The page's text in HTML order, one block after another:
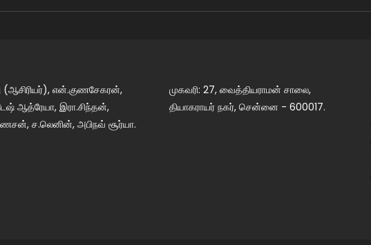
(ஆசிரியர்), என்.குணசேகரன்,
ஆத்ரேயா, இரா.சிந்தன்,
ச.லெனின், அபிநவ் சூர்யா.
முகவரி: 27, வைத்தியராமன் சாலை,
தியாகராயர் நகர், சென்னை - 600017.